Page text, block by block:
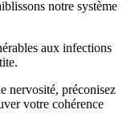
notre système
aux infections
nervosité, préconisez
votre cohérence